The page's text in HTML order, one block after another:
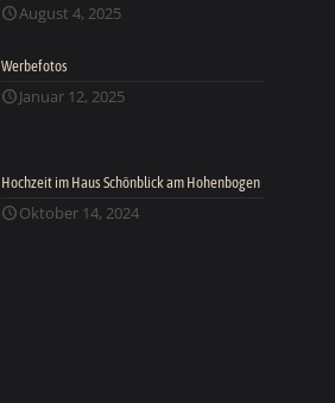
August 4, 2025
Werbefotos
Januar 12, 2025
Hochzeit im Haus Schönblick am Hohenbogen
Oktober 14, 2024